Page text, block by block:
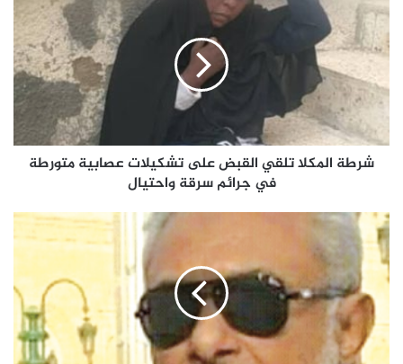
المكلا
تلقي
القبض
على
تشكيلات
عصابية
متورطة
في
جرائم
شرطة المكلا تلقي القبض على تشكيلات عصابية متورطة
في جرائم سرقة واحتيال
ثروت
جيزاني
ومقاله
"البقرة
السويسريه
والحقوق
المهدرة"